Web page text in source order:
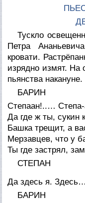
Тускло
Петра
кровати.
изрядно измят.
пьянства накануне.
БАРИН
Степаан!..…
Да где ж ты, сукин
Башка трещит, а
Мерзавцев, что у
Ты где застрял,
СТЕПАН
Да здесь я. Здесь…
БАРИН